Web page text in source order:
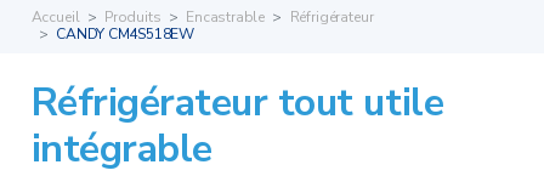
Accueil Produits Encastrable
Réfrigérateur
CANDY CM4S518EW
Réfrigérateur tout utile
intégrable